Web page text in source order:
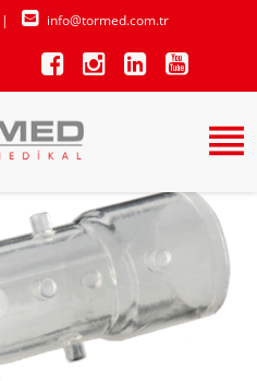
| info@tormed.com.tr